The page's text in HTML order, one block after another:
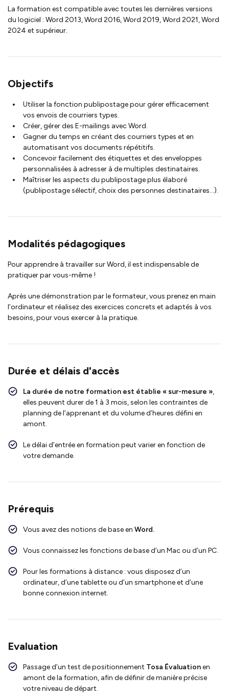
La formation est compatible avec toutes les dernières versions
du logiciel : Word 2013, Word 2016, Word 2019, Word 2021, Word
2024 et supérieur.
Objectifs
Utiliser la fonction publipostage pour gérer efficacement
vos envois de courriers types.
Créer, gérer des E-mailings avec Word.
Gagner du temps en créant des courriers types et en
automatisant vos documents répétitifs.
Concevoir facilement des étiquettes et des enveloppes
personnalisées à adresser à de multiples destinataires.
Maîtriser les aspects du publipostage plus élaboré
(publipostage sélectif, choix des personnes destinataires…).
Modalités pédagogiques
Pour apprendre à travailler sur Word, il est indispensable de
pratiquer par vous-même !
Après une démonstration par le formateur, vous prenez en main
l’ordinateur et réalisez des exercices concrets et adaptés à vos
besoins, pour vous exercer à la pratique.
Durée et délais d'accès
La durée de notre formation est établie « sur-mesure »,
elles peuvent durer de 1 à 3 mois, selon les contraintes de
planning de l’apprenant et du volume d’heures défini en
amont.
Le délai d’entrée en formation peut varier en fonction de
votre demande.
Prérequis
Vous avez des notions de base en Word.
Vous connaissez les fonctions de base d’un Mac ou d’un PC.
Pour les formations à distance : vous disposez d’un
ordinateur, d’une tablette ou d’un smartphone et d’une
bonne connexion internet.
Evaluation
Passage d’un test de positionnement Tosa Évaluationen
amont de la formation, afin de définir de manière précise
votre niveau de départ.